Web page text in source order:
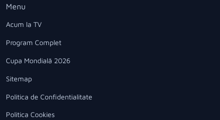
Menu
Acum la TV
Program Complet
Cupa Mondială 2026
Sitemap
Politica de Confidentialitate
Politica Cookies